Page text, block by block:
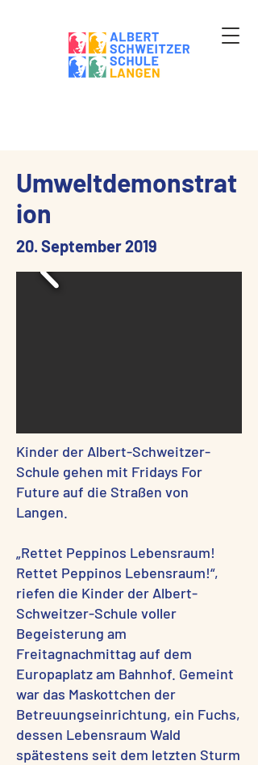
Umweltdemonstrat
ion
20. September 2019
Kinder der Albert-Schweitzer-
Schule gehen mit Fridays For
Future auf die Straßen von
Langen.
„Rettet Peppinos Lebensraum!
Rettet Peppinos Lebensraum!“,
riefen die Kinder der Albert-
Schweitzer-Schule voller
Begeisterung am
Freitagnachmittag auf dem
Europaplatz am Bahnhof. Gemeint
war das Maskottchen der
Betreuungseinrichtung, ein Fuchs,
dessen Lebensraum Wald
spätestens seit dem letzten Sturm